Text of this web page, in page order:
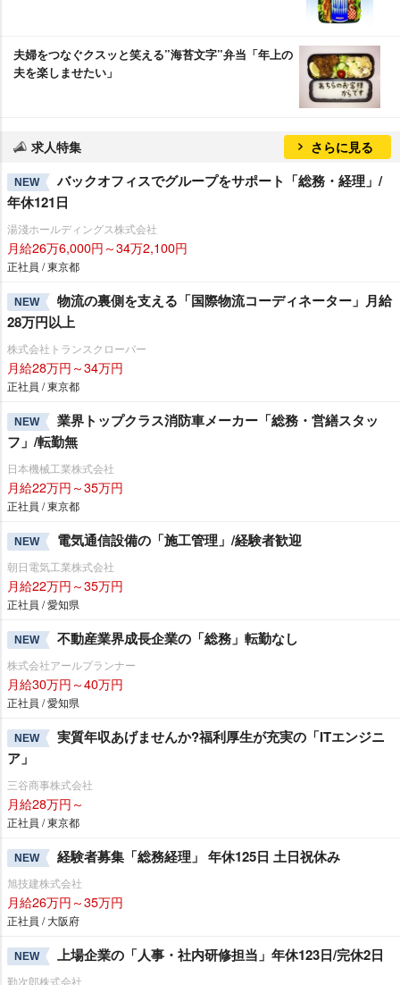
夫婦をつなぐクスッと笑える”海苔文字”弁当「年上の
夫を楽しませたい」
求人特集 さらに見る
NEW
バックオフィスでグループをサポート「総務・経理」/
年休121日
湯淺ホールディングス株式会社
月給26万6,000円～34万2,100円
正社員 / 東京都
NEW
物流の裏側を支える「国際物流コーディネーター」月給
28万円以上
株式会社トランスクローバー
月給28万円～34万円
正社員 / 東京都
NEW
業界トップクラス消防車メーカー「総務・営繕スタッ
フ」/転勤無
日本機械工業株式会社
月給22万円～35万円
正社員 / 東京都
NEW 電気通信設備の「施工管理」/経験者歓迎
朝日電気工業株式会社
月給22万円～35万円
正社員 / 愛知県
NEW 不動産業界成長企業の「総務」転勤なし
株式会社アールプランナー
月給30万円～40万円
正社員 / 愛知県
NEW
実質年収あげませんか?福利厚生が充実の「ITエンジニ
ア」
三谷商事株式会社
月給28万円～
正社員 / 東京都
NEW 経験者募集「総務経理」 年休125日 土日祝休み
旭技建株式会社
月給26万円～35万円
正社員 / 大阪府
NEW 上場企業の「人事・社内研修担当」年休123日/完休2日
勤次郎株式会社